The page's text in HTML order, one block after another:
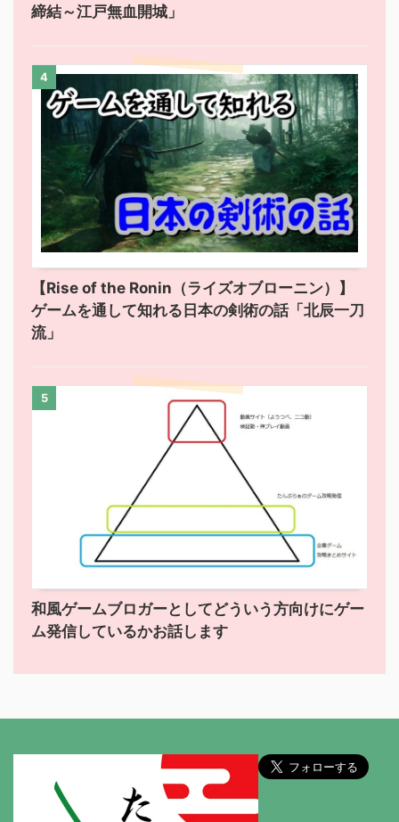
締結～江戸無血開城」
4
【Rise of the Ronin（ライズオブローニン）】
ゲームを通して知れる日本の剣術の話「北辰一刀
流」
5
和風ゲームブロガーとしてどういう方向けにゲー
ム発信しているかお話します